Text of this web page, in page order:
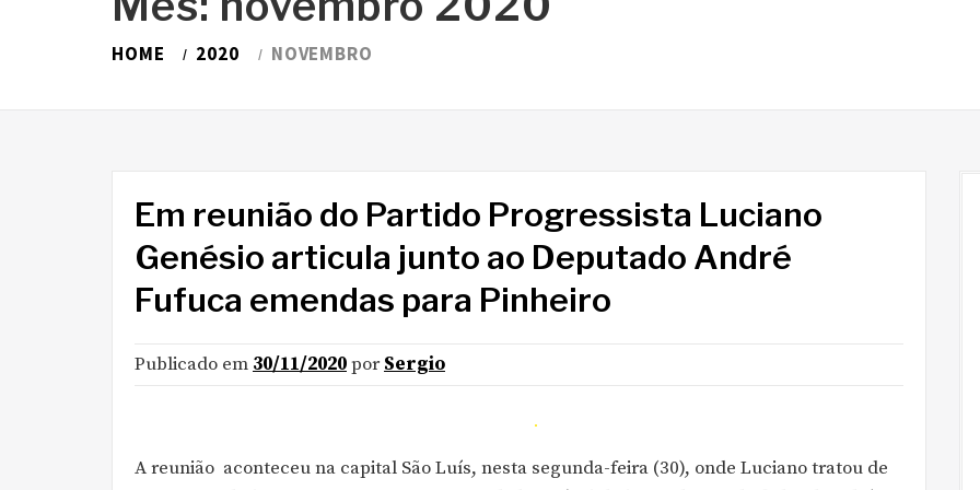
HOME 2020 NOVEMBRO
Em reunião do Partido Progressista Luciano
Genésio articula junto ao Deputado André
Fufuca emendas para Pinheiro
Publicado em 30/11/2020por Sergio
A reunião aconteceu na capital São Luís, nesta segunda-feira (30), onde Luciano tratou de